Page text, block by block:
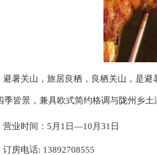
避暑关山，旅居良栖，良栖关山，是
季皆景，兼具欧式简约格调与陇州乡
营业时间： 5月1日—10月31日
订房电话: 13892708555